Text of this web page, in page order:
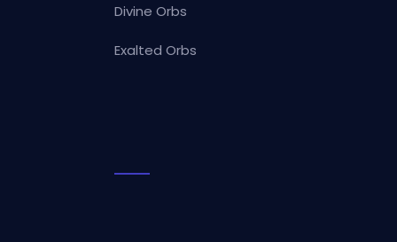
Divine Orbs
Exalted Orbs